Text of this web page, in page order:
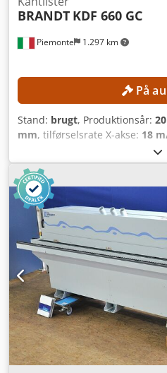
Piemonte 1.297 km
BRANDT KDF 660 GC
På
Stand: brugt, Produktionsår:
mm, tilførselsrate X-akse: 18
Emne-dimensioner Min.
pladetykkelse: 60 mm Min.
kanttykkelse: 0,4 mm Maks.
fremføringshastighed: 18 m/
Fremføring og føring Tryk med
Pladeføringsstøtter Aggregat
Forfræseaggregat Automatisk,
Motoreffekt: 2,2 kW
Limbeholder til EVA-smeltelim
smeltelim Varmluftsystem:
positioneret
kantbearbejdningsaggregater:
motorer: 2 Motoreffekt: 0,35
planfræsning og afrunding
positioneret Motoreffekt: 0,55